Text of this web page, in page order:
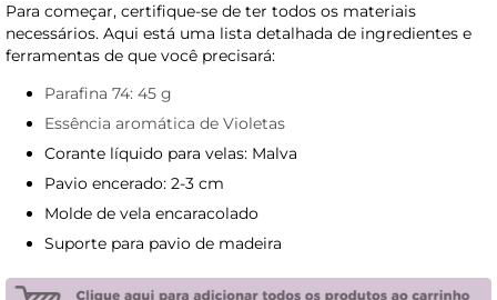
Para começar, certifique-se de ter todos os materiais
necessários. Aqui está uma lista detalhada de ingredientes e
ferramentas de que você precisará:
Parafina 74: 45 g
Essência aromática de Violetas
Corante líquido para velas: Malva
Pavio encerado: 2-3 cm
Molde de vela encaracolado
Suporte para pavio de madeira